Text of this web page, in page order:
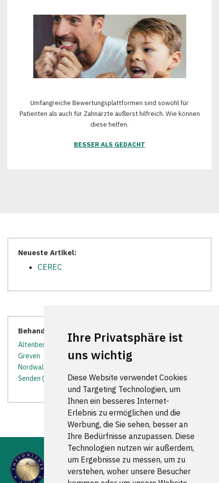
Ihre Privatsphäre ist
uns wichtig
Diese Website verwendet Cookies
und Targeting Technologien, um
Ihnen ein besseres Internet-
Erlebnis zu ermöglichen und die
Werbung, die Sie sehen, besser an
Ihre Bedürfnisse anzupassen. Diese
Technologien nutzen wir außerdem,
um Ergebnisse zu messen, um zu
verstehen, woher unsere Besucher
Umfangreiche Bewertungsplattformen sind sowohl für
Patienten als auch für Zahnärzte äußerst hilfreich. Wie können
diese helfen.
BESSER ALS GEDACHT
Neueste Artikel:
CEREC
Behandler in der Nähe:
Altenberge *
Greven
Havixbeck*Horstmar *
Nordwalde
Senden (Westfalen)*Steinfurt *